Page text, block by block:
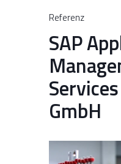
Referenz
SAP
GmbH